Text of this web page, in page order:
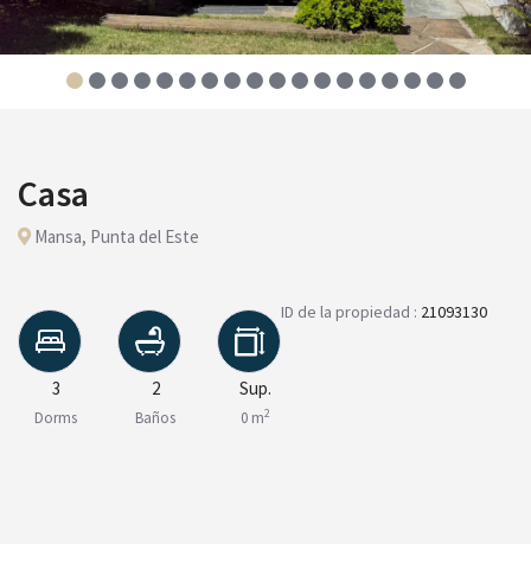
Casa
Mansa, Punta del Este
3
Dorms
2
Baños
Sup.
0 m2
ID de la propiedad : 21093130